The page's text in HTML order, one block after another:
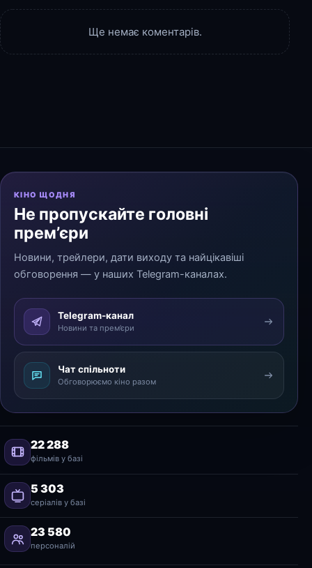
Ще немає коментарів.
КІНО ЩОДНЯ
Не пропускайте головні
прем’єри
Новини, трейлери, дати виходу та найцікавіші
обговорення — у наших Telegram-каналах.
Telegram-канал
Новини та прем’єри
Чат спільноти
Обговорюємо кіно разом
22 288
фільмів у базі
5 303
серіалів у базі
23 580
персоналій